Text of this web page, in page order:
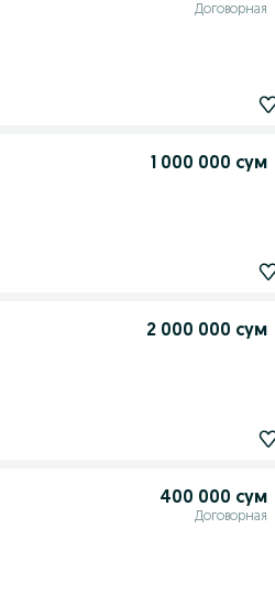
Договорная
1 000 000 сум
2 000 000 сум
400 000 сум
Договорная